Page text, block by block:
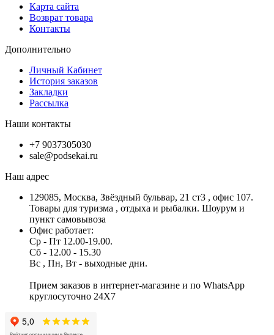
Карта сайта
Возврат товара
Контакты
Дополнительно
Личный Кабинет
История заказов
Закладки
Рассылка
Наши контакты
+7 9037305030
sale@podsekai.ru
Наш адрес
129085, Москва, Звёздный бульвар, 21 ст3 , офис 107.
Товары для туризма , отдыха и рыбалки. Шоурум и
пункт самовывоза
Офис работает:
Ср - Пт 12.00-19.00.
Сб - 12.00 - 15.30
Вс , Пн, Вт - выходные дни.
Прием заказов в интернет-магазине и по WhatsApp
круглосуточно 24X7